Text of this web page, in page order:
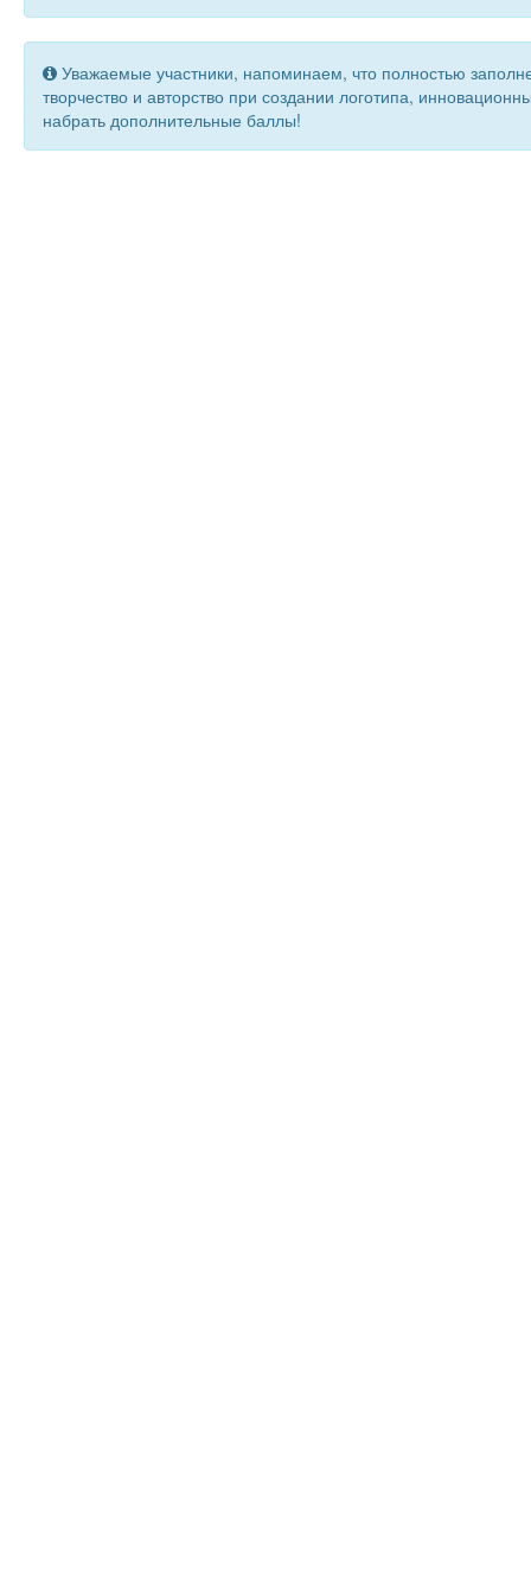
Уважаемые участники, напоминаем, что полностью
творчество и авторство при создании логотипа,
набрать дополнительные баллы!